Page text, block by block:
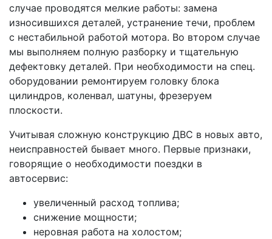
случае проводятся мелкие работы: замена
износившихся деталей, устранение течи, проблем
с нестабильной работой мотора. Во втором случае
мы выполняем полную разборку и тщательную
дефектовку деталей. При необходимости на спец.
оборудовании ремонтируем головку блока
цилиндров, коленвал, шатуны, фрезеруем
плоскости.
Учитывая сложную конструкцию ДВС в новых авто,
неисправностей бывает много. Первые признаки,
говорящие о необходимости поездки в
автосервис:
увеличенный расход топлива;
снижение мощности;
неровная работа на холостом;